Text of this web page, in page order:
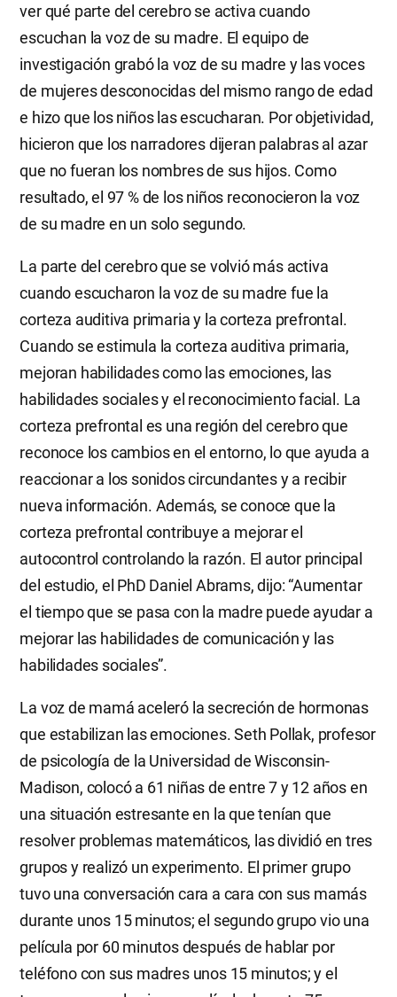
ver qué parte del cerebro se activa cuando
escuchan la voz de su madre. El equipo de
investigación grabó la voz de su madre y las voces
de mujeres desconocidas del mismo rango de edad
e hizo que los niños las escucharan. Por objetividad,
hicieron que los narradores dijeran palabras al azar
que no fueran los nombres de sus hijos. Como
resultado, el 97 % de los niños reconocieron la voz
de su madre en un solo segundo.
La parte del cerebro que se volvió más activa
cuando escucharon la voz de su madre fue la
corteza auditiva primaria y la corteza prefrontal.
Cuando se estimula la corteza auditiva primaria,
mejoran habilidades como las emociones, las
habilidades sociales y el reconocimiento facial. La
corteza prefrontal es una región del cerebro que
reconoce los cambios en el entorno, lo que ayuda a
reaccionar a los sonidos circundantes y a recibir
nueva información. Además, se conoce que la
corteza prefrontal contribuye a mejorar el
autocontrol controlando la razón. El autor principal
del estudio, el PhD Daniel Abrams, dijo: “Aumentar
el tiempo que se pasa con la madre puede ayudar a
mejorar las habilidades de comunicación y las
habilidades sociales”.
La voz de mamá aceleró la secreción de hormonas
que estabilizan las emociones. Seth Pollak, profesor
de psicología de la Universidad de Wisconsin-
Madison, colocó a 61 niñas de entre 7 y 12 años en
una situación estresante en la que tenían que
resolver problemas matemáticos, las dividió en tres
grupos y realizó un experimento. El primer grupo
tuvo una conversación cara a cara con sus mamás
durante unos 15 minutos; el segundo grupo vio una
película por 60 minutos después de hablar por
teléfono con sus madres unos 15 minutos; y el